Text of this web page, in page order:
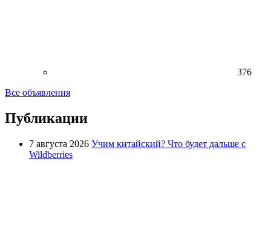
376
Все объявления
Публикации
7 августа 2026 Учим китайский? Что будет дальше с
Wildberries